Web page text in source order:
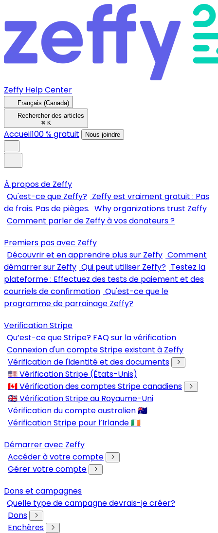
Zeffy Help Center
Français (Canada)
Rechercher des articles
⌘ K
Accueil100 % gratuit Nous joindre
À propos de Zeffy
Qu'est-ce que Zeffy? Zeffy est vraiment gratuit : Pas
de frais. Pas de pièges. Why organizations trust Zeffy
Comment parler de Zeffy à vos donateurs ?
Premiers pas avec Zeffy
Découvrir et en apprendre plus sur Zeffy Comment
démarrer sur Zeffy Qui peut utiliser Zeffy? Testez la
plateforme : Effectuez des tests de paiement et des
courriels de confirmation Qu'est-ce que le
programme de parrainage Zeffy?
Verification Stripe
Qu’est-ce que Stripe? FAQ sur la vérification
Connexion d'un compte Stripe existant à Zeffy
Vérification de l'identité et des documents
🇺🇸 Vérification Stripe (États-Unis)
🇨🇦 Vérification des comptes Stripe canadiens
🇬🇧 Vérification Stripe au Royaume-Uni
Vérification du compte australien 🇦🇺
Vérification Stripe pour l’Irlande 🇮🇪
Démarrer avec Zeffy
Accéder à votre compte
Gérer votre compte
Dons et campagnes
Quelle type de campagne devrais-je créer?
Dons
Enchères